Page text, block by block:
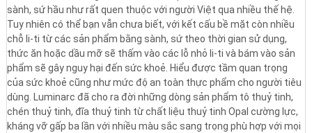
sành, sứ hầu như rất quen thuộc với người Việt qua nhiều thế hệ.
Tuy nhiên có thể bạn vẫn chưa biết, với kết cấu bề mặt còn nhiều
chỗ li-ti từ các sản phẩm bằng sành, sứ theo thời gian sử dụng,
thức ăn hoặc dầu mỡ sẽ thấm vào các lỗ nhỏ li-ti và bám vào sản
phẩm sẽ gây nguy hại đến sức khoẻ. Hiểu được tầm quan trọng
của sức khoẻ cũng như mức độ an toàn thực phẩm cho người tiêu
dùng. Luminarc đã cho ra đời những dòng sản phẩm tô thuỷ tinh,
chén thuỷ tinh, đĩa thuỷ tinh từ chất liệu thuỷ tinh Opal cường lực,
kháng vỡ gấp ba lần với nhiều màu sắc sang trọng phù hợp với mọi